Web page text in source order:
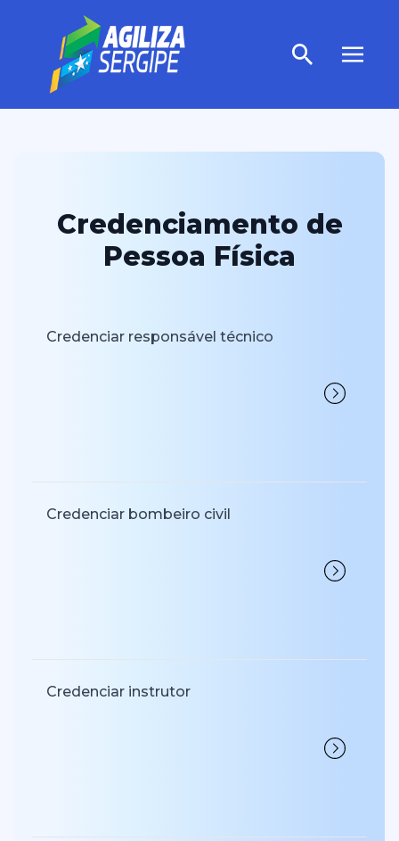
Credenciamento de
Pessoa Física
Credenciar responsável técnico
Credenciar bombeiro civil
Credenciar instrutor